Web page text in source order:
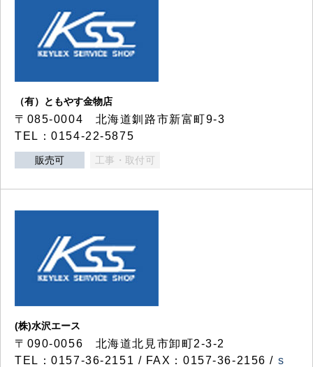
（有）ともやす金物店
〒085-0004 北海道釧路市新富町9-3
TEL：0154-22-5875
販売可 工事・取付可
(株)水沢エース
〒090-0056 北海道北見市卸町2-3-2
TEL：0157-36-2151 / FAX：0157-36-2156 / s